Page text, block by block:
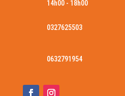
14h00 - 18h00
0327625503
0632791954